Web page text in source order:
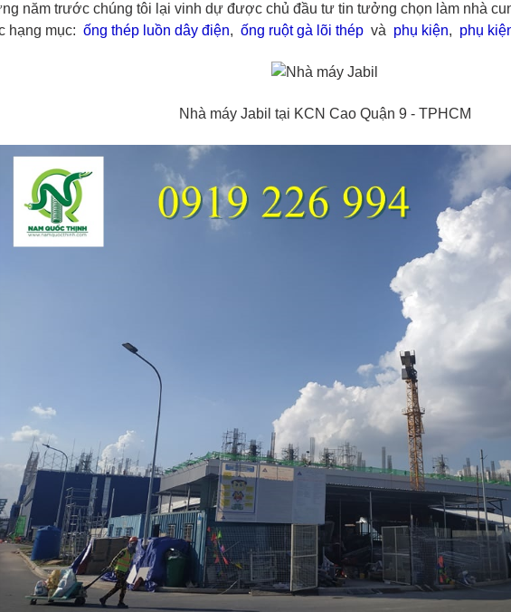
năm trước chúng tôi lại vinh dự được chủ đầu tư tin tưởng chọn làm nhà
hạng mục: ống thép luồn dây điện, ống ruột gà lõi thép và phụ kiện, phụ
Nhà máy Jabil tại KCN Cao Quận 9 - TPHCM